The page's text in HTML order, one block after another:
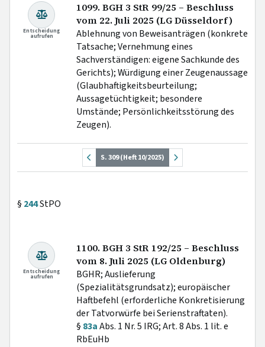
Entscheidung
aufrufen
1099. BGH 3 StR 99/25 – Beschluss
vom 22. Juli 2025 (LG Düsseldorf)
Ablehnung von Beweisanträgen (konkrete
Tatsache; Vernehmung eines
Sachverständigen: eigene Sachkunde des
Gerichts); Würdigung einer Zeugenaussage
(Glaubhaftigkeitsbeurteilung;
Aussagetüchtigkeit; besondere
Umstände; Persönlichkeitsstörung des
Zeugen).
S. 309 (Heft 10/2025)
§ 244StPO
Entscheidung
aufrufen
1100. BGH 3 StR 192/25 – Beschluss
vom 8. Juli 2025 (LG Oldenburg)
BGHR; Auslieferung
(Spezialitätsgrundsatz); europäischer
Haftbefehl (erforderliche Konkretisierung
der Tatvorwürfe bei Serienstraftaten).
§ 83aAbs. 1 Nr. 5 IRG; Art. 8 Abs. 1 lit. e
RbEuHb